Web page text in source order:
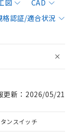
図
CAD
格認証/適合状況
更新：2026/05/21
ンスイッチ